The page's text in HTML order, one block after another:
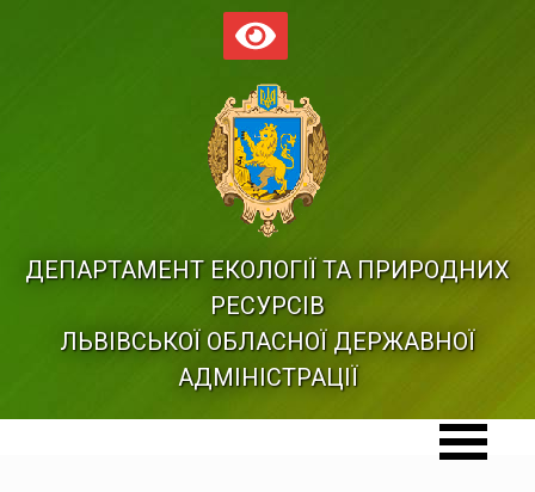
ДЕПАРТАМЕНТ ЕКОЛОГІЇ ТА ПРИРОДНИХ
РЕСУРСІВ
ЛЬВІВСЬКОЇ ОБЛАСНОЇ ДЕРЖАВНОЇ
АДМІНІСТРАЦІЇ